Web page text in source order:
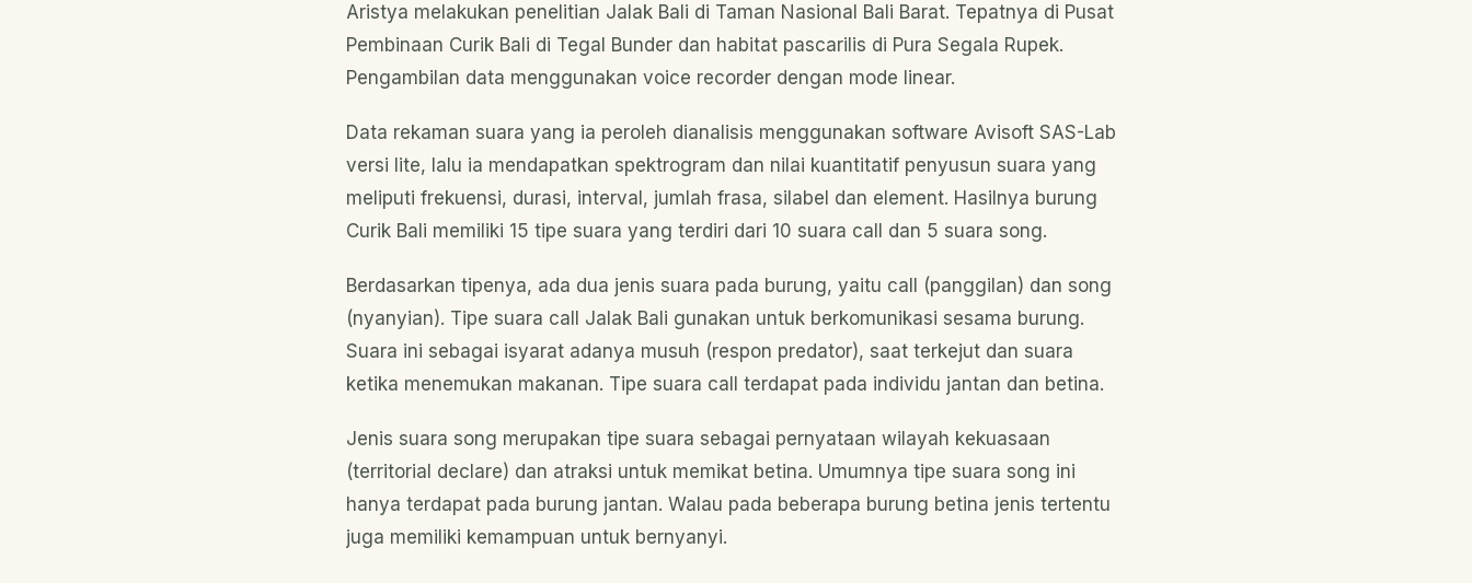
Aristya melakukan penelitian Jalak Bali di Taman Nasional Bali Barat. Tepatnya di Pusat
Pembinaan Curik Bali di Tegal Bunder dan habitat pascarilis di Pura Segala Rupek.
Pengambilan data menggunakan voice recorder dengan mode linear.
Data rekaman suara yang ia peroleh dianalisis menggunakan software Avisoft SAS-Lab
versi lite, lalu ia mendapatkan spektrogram dan nilai kuantitatif penyusun suara yang
meliputi frekuensi, durasi, interval, jumlah frasa, silabel dan element. Hasilnya burung
Curik Bali memiliki 15 tipe suara yang terdiri dari 10 suara call dan 5 suara song.
Berdasarkan tipenya, ada dua jenis suara pada burung, yaitu call (panggilan) dan song
(nyanyian). Tipe suara call Jalak Bali gunakan untuk berkomunikasi sesama burung.
Suara ini sebagai isyarat adanya musuh (respon predator), saat terkejut dan suara
ketika menemukan makanan. Tipe suara call terdapat pada individu jantan dan betina.
Jenis suara song merupakan tipe suara sebagai pernyataan wilayah kekuasaan
(territorial declare) dan atraksi untuk memikat betina. Umumnya tipe suara song ini
hanya terdapat pada burung jantan. Walau pada beberapa burung betina jenis tertentu
juga memiliki kemampuan untuk bernyanyi.